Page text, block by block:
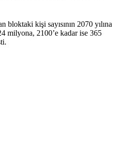
kişi sayısının 2070 yılına
milyona, 2100’e kadar ise 365